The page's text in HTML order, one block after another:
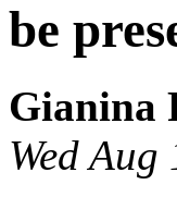
be
Gianina
Wed